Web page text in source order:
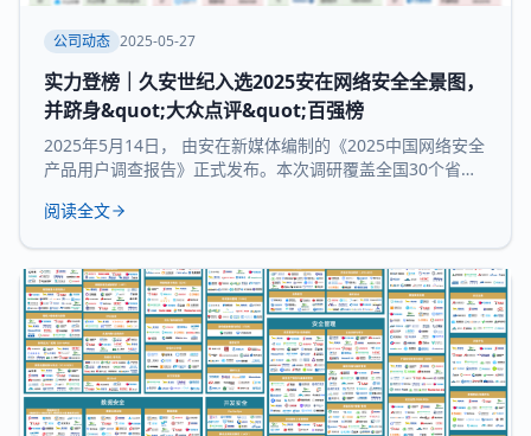
公司动态 2025-05-27
实力登榜｜久安世纪入选2025安在网络安全全景图，
并跻身&quot;大众点评&quot;百强榜
2025年5月14日， 由安在新媒体编制的《2025中国网络安全
产品用户调查报告》正式发布。本次调研覆盖全国30个省市
品用户大众点评全景图”“中国网络安全百强榜”等核心内容，
大核心领域：数据与隐私安全、业务与应用安全、信创产
品、安全服务、通用网
阅读全文